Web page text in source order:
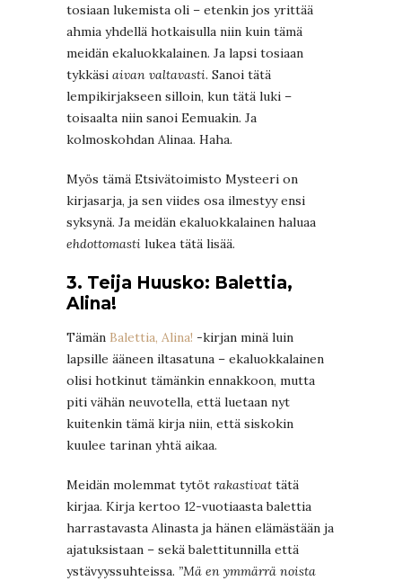
tosiaan lukemista oli – etenkin jos yrittää
ahmia yhdellä hotkaisulla niin kuin tämä
meidän ekaluokkalainen. Ja lapsi tosiaan
tykkäsi aivan valtavasti. Sanoi tätä
lempikirjakseen silloin, kun tätä luki –
toisaalta niin sanoi Eemuakin. Ja
kolmoskohdan Alinaa. Haha.
Myös tämä Etsivätoimisto Mysteeri on
kirjasarja, ja sen viides osa ilmestyy ensi
syksynä. Ja meidän ekaluokkalainen haluaa
ehdottomasti lukea tätä lisää.
3. Teija Huusko: Balettia,
Alina!
Tämän Balettia, Alina! -kirjan minä luin
lapsille ääneen iltasatuna – ekaluokkalainen
olisi hotkinut tämänkin ennakkoon, mutta
piti vähän neuvotella, että luetaan nyt
kuitenkin tämä kirja niin, että siskokin
kuulee tarinan yhtä aikaa.
Meidän molemmat tytöt rakastivat tätä
kirjaa. Kirja kertoo 12-vuotiaasta balettia
harrastavasta Alinasta ja hänen elämästään ja
ajatuksistaan – sekä balettitunnilla että
ystävyyssuhteissa. ”Mä en ymmärrä noista